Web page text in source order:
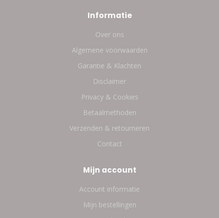
Informatie
Over ons
Algemene voorwaarden
Garantie & Klachten
Disclaimer
Privacy & Cookies
Betaalmethoden
Verzenden & retourneren
Contact
Mijn account
Account informatie
Mijn bestellingen